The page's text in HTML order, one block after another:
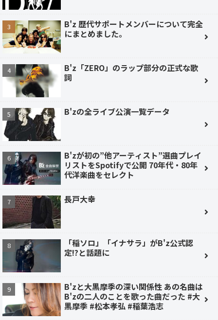
B'z 歴代サポートメンバーについて完全
にまとめました。
B'z「ZERO」のラップ部分の正式な歌
詞
B'zの全ライブ公演一覧データ
B'zが初の”他アーティスト”選曲プレイ
リストをSpotifyで公開 70年代・80年
代洋楽曲をセレクト
長戸大幸
「稲ソロ」「イナサラ」がB'z公式認
定!?と話題に
B'zと大黒摩季の深い関係性 あの名曲は
B'zの二人のことを歌った曲だった #大
黒摩季 #松本孝弘 #稲葉浩志